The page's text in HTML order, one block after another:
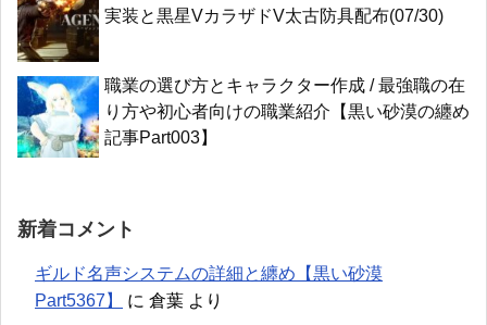
実装と黒星VカラザドV太古防具配布(07/30)
職業の選び方とキャラクター作成 / 最強職の在
り方や初心者向けの職業紹介【黒い砂漠の纏め
記事Part003】
新着コメント
ギルド名声システムの詳細と纏め【黒い砂漠
Part5367】
に 倉葉 より